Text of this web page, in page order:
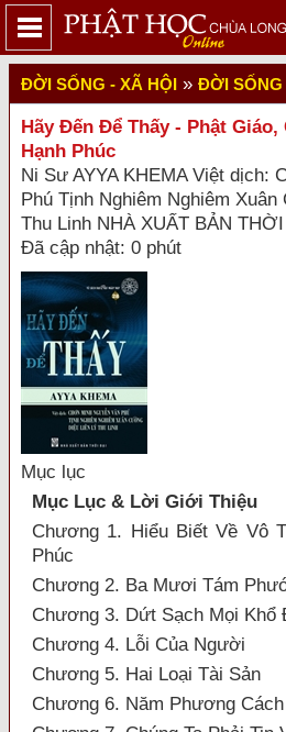
ĐỜI SỐNG - XÃ HỘI » ĐỜI SỐNG
Hãy Đến Để Thấy - Phật
Hạnh Phúc
Ni Sư AYYA KHEMA Việt dịch:
Phú Tịnh Nghiêm Nghiêm
Thu Linh NHÀ XUẤT BẢN
Đã cập nhật: 0 phút
Mục lục
Mục Lục & Lời Giới Thiệu
Chương 1. Hiểu Biết Về Vô
Phúc
Chương 2. Ba Mươi Tám
Chương 3. Dứt Sạch Mọi Khổ
Chương 4. Lỗi Của Người
Chương 5. Hai Loại Tài Sản
Chương 6. Năm Phương